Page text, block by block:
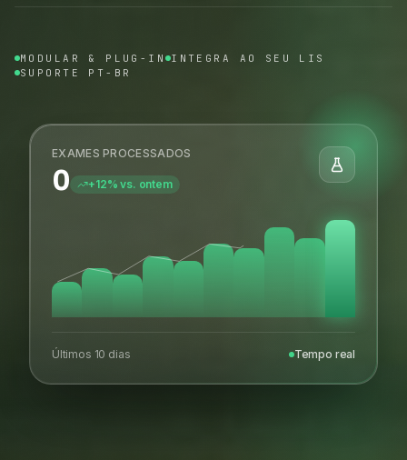
MODULAR & PLUG-IN INTEGRA AO SEU LIS
SUPORTE PT-BR
EXAMES PROCESSADOS
0 +12% vs. ontem
Últimos 10 dias Tempo real